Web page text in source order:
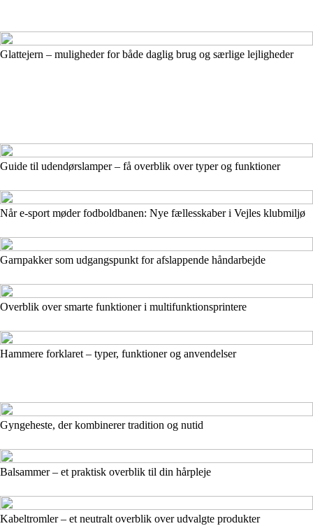
Glattejern – muligheder for både daglig brug og særlige lejligheder
Guide til udendørslamper – få overblik over typer og funktioner
Når e-sport møder fodboldbanen: Nye fællesskaber i Vejles klubmiljø
Garnpakker som udgangspunkt for afslappende håndarbejde
Overblik over smarte funktioner i multifunktionsprintere
Hammere forklaret – typer, funktioner og anvendelser
Gyngeheste, der kombinerer tradition og nutid
Balsammer – et praktisk overblik til din hårpleje
Kabeltromler – et neutralt overblik over udvalgte produkter